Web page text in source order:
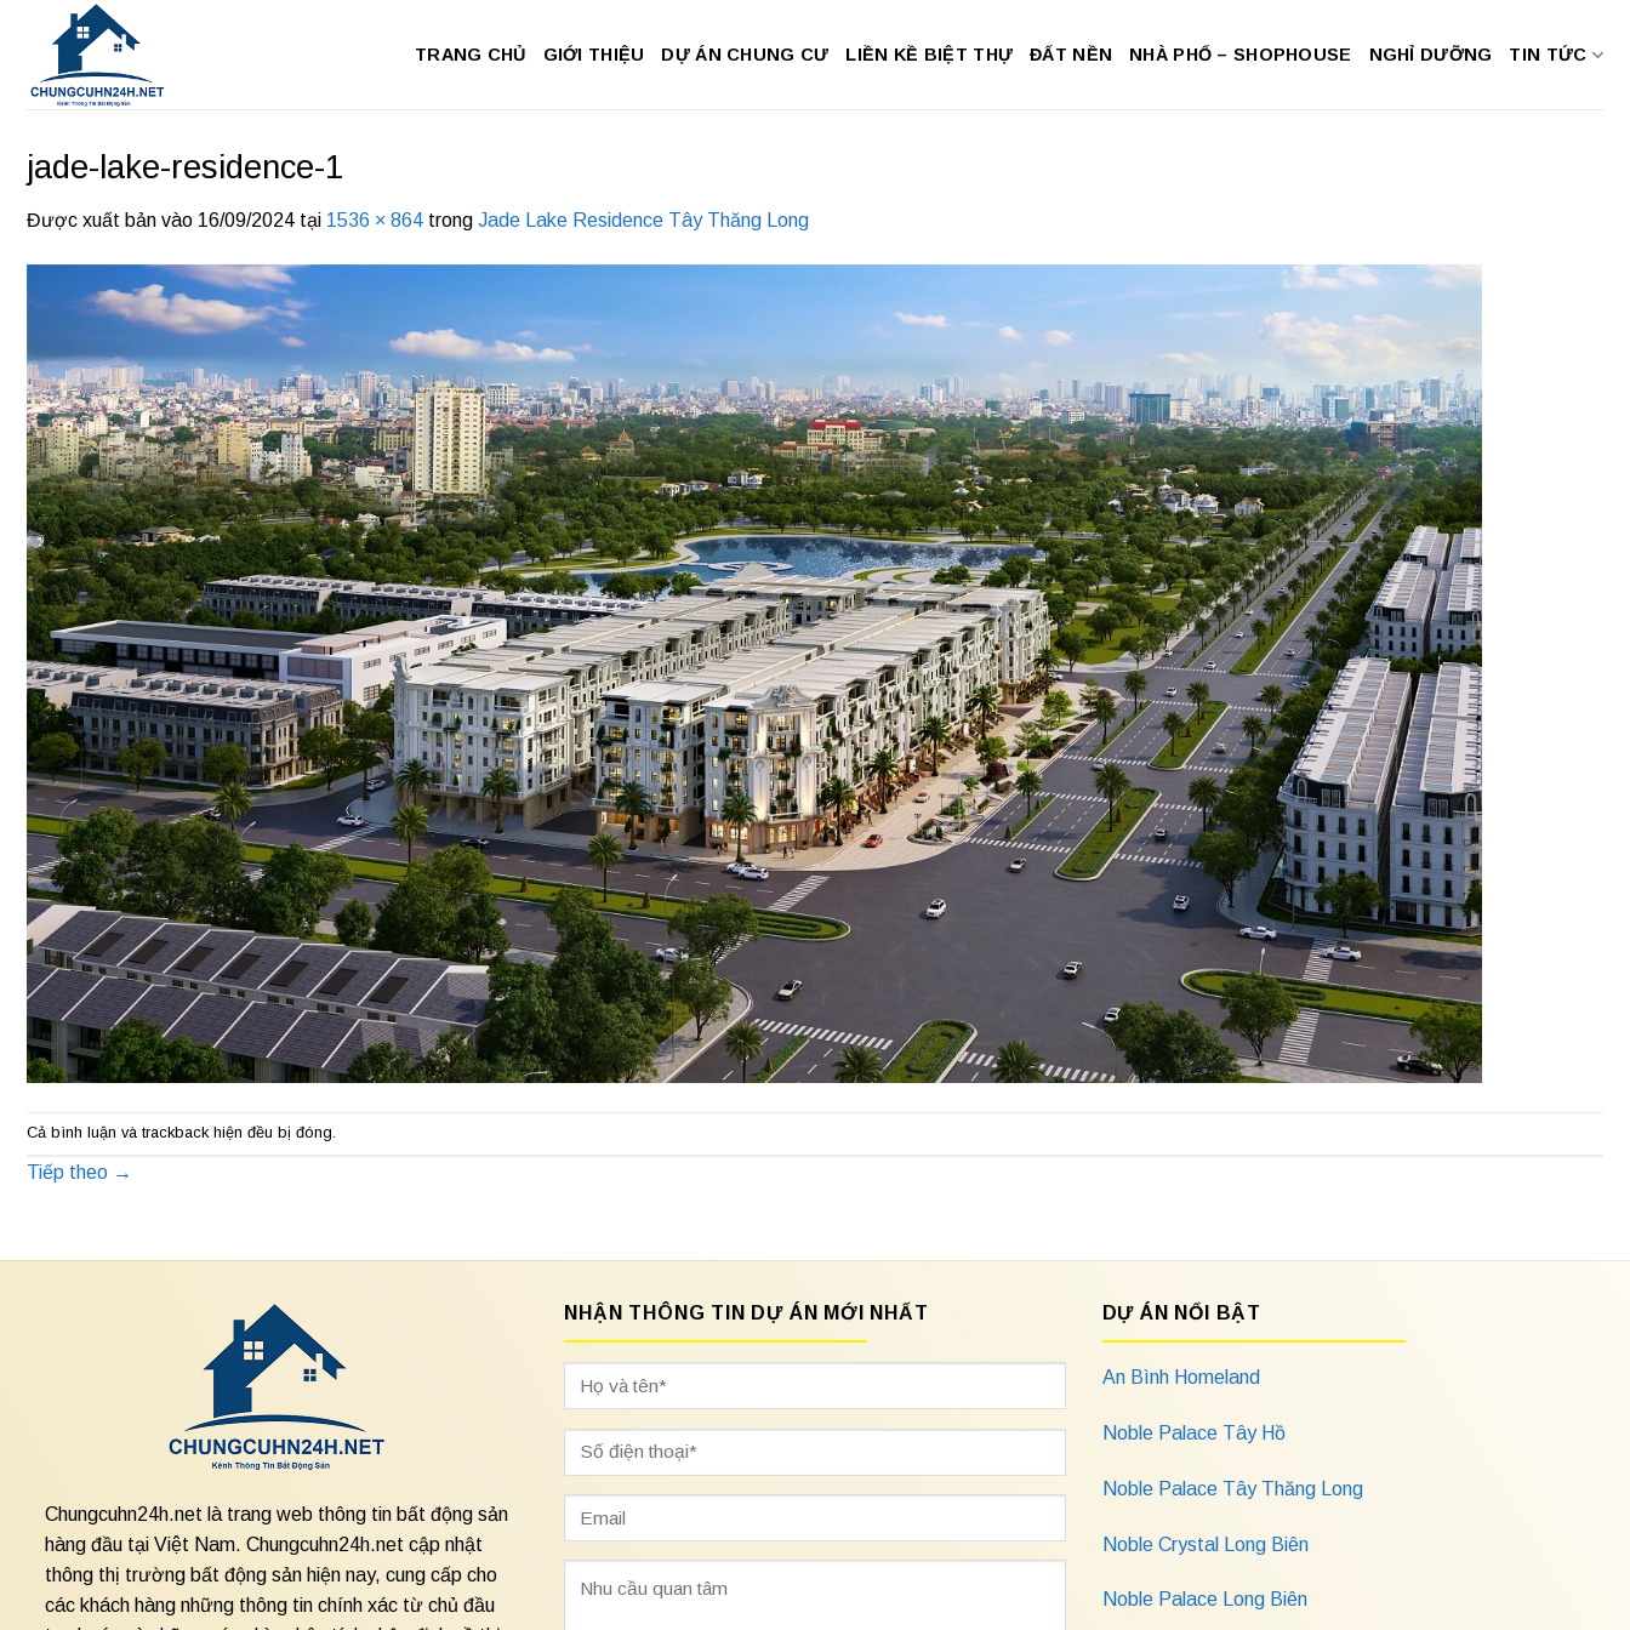
dung
TRANG CHỦ GIỚI THIỆU DỰ ÁN CHUNG CƯ LIỀN KỀ BIỆT THỰ ĐẤT NỀN NHÀ PHỐ – SHOPHOUSE NGHỈ DƯỠNG TIN TỨC
jade-lake-residence-1
Được xuất bản vào 16/09/2024 tại 1536 × 864 trong Jade Lake Residence Tây Thăng Long
Cả bình luận và trackback hiện đều bị đóng.
Tiếp theo →
Chungcuhn24h.net là trang web thông tin bất động sản
hàng đầu tại Việt Nam. Chungcuhn24h.net cập nhật
thông thị trường bất động sản hiện nay, cung cấp cho
các khách hàng những thông tin chính xác từ chủ đầu
NHẬN THÔNG TIN DỰ ÁN MỚI NHẤT DỰ ÁN NỔI BẬT
An Bình Homeland
Noble Palace Tây Hồ
Noble Palace Tây Thăng Long
Noble Crystal Long Biên
Noble Palace Long Biên